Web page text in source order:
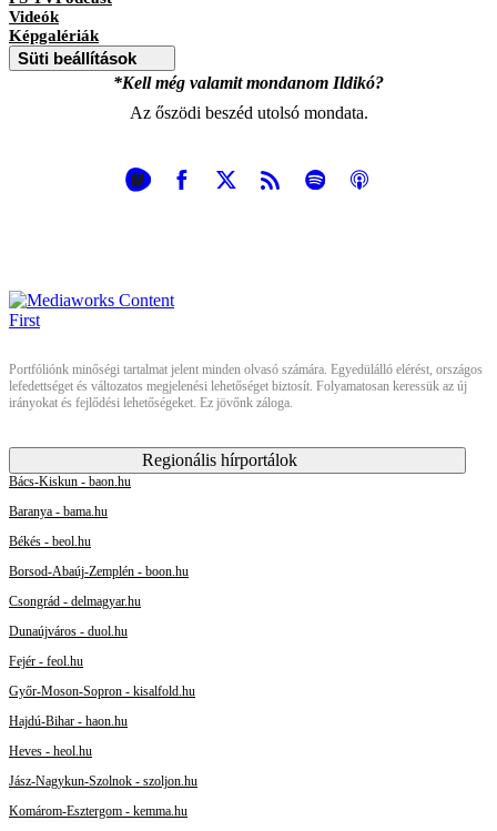
Videók
Képgalériák
Süti beállítások
*Kell még valamit mondanom Ildikó?
Az őszödi beszéd utolsó mondata.
Portfóliónk minőségi tartalmat jelent minden olvasó számára. Egyedülálló elérést, országos
lefedettséget és változatos megjelenési lehetőséget biztosít. Folyamatosan keressük az új
irányokat és fejlődési lehetőségeket. Ez jövőnk záloga.
Regionális hírportálok
Bács-Kiskun - baon.hu
Baranya - bama.hu
Békés - beol.hu
Borsod-Abaúj-Zemplén - boon.hu
Csongrád - delmagyar.hu
Dunaújváros - duol.hu
Fejér - feol.hu
Győr-Moson-Sopron - kisalfold.hu
Hajdú-Bihar - haon.hu
Heves - heol.hu
Jász-Nagykun-Szolnok - szoljon.hu
Komárom-Esztergom - kemma.hu